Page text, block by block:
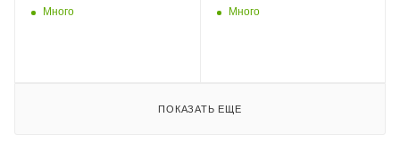
2шт в наборе
Много Много
ПОКАЗАТЬ ЕЩЕ